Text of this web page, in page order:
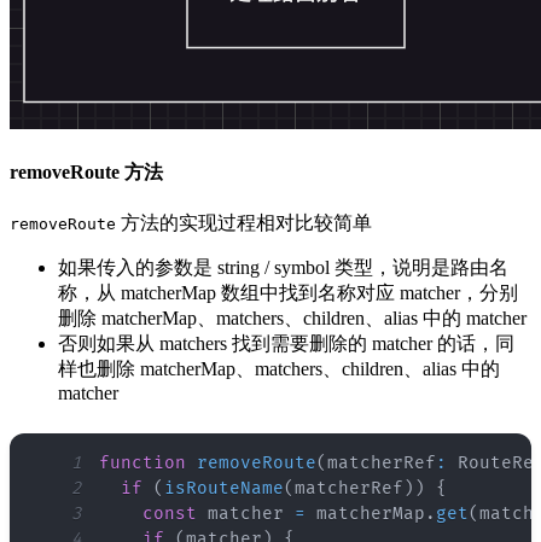
removeRoute 方法
removeRoute 方法的实现过程相对比较简单
如果传入的参数是 string / symbol 类型，说明是路由名
称，从 matcherMap 数组中找到名称对应 matcher，分别
删除 matcherMap、matchers、children、alias 中的 matcher
否则如果从 matchers 找到需要删除的 matcher 的话，同
样也删除 matcherMap、matchers、children、alias 中的
matcher
1 function removeRoute(matcherRef :
2
if ( isRouteName(matcherRef ) )
{
3
const matcher = matcherMap . get(